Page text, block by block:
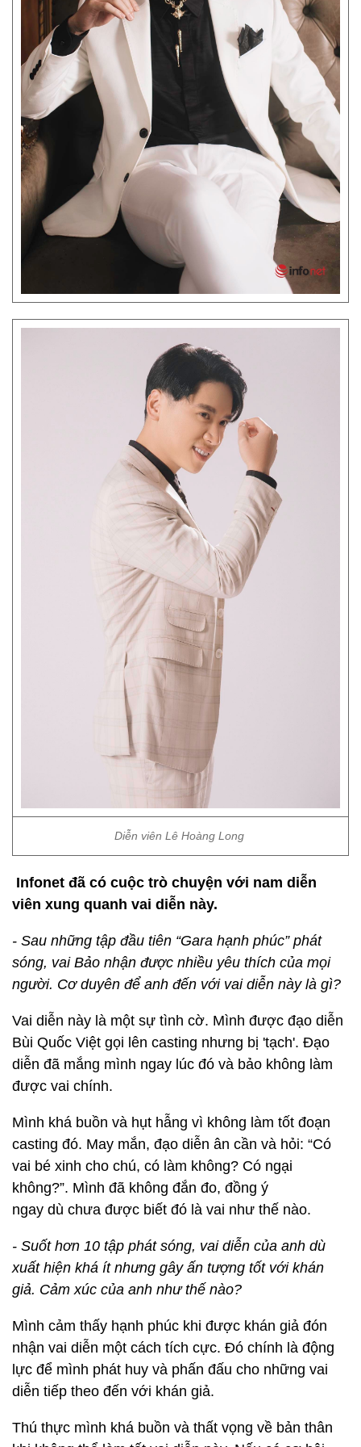
Diễn viên Lê Hoàng Long
Infonet đã có cuộc trò chuyện với nam diễn
viên xung quanh vai diễn này.
- Sau những tập đầu tiên “Gara hạnh phúc” phát
sóng, vai Bảo nhận được nhiều yêu thích của mọi
người. Cơ duyên để anh đến với vai diễn này là gì?
Vai diễn này là một sự tình cờ. Mình được đạo diễn
Bùi Quốc Việt gọi lên casting nhưng bị 'tạch'. Đạo
diễn đã mắng mình ngay lúc đó và bảo không làm
được vai chính.
Mình khá buồn và hụt hẫng vì không làm tốt đoạn
casting đó. May mắn, đạo diễn ân cần và hỏi: “Có
vai bé xinh cho chú, có làm không? Có ngại
không?”. Mình đã không đắn đo, đồng ý
ngay dù chưa được biết đó là vai như thế nào.
- Suốt hơn 10 tập phát sóng, vai diễn của anh dù
xuất hiện khá ít nhưng gây ấn tượng tốt với khán
giả. Cảm xúc của anh như thế nào?
Mình cảm thấy hạnh phúc khi được khán giả đón
nhận vai diễn một cách tích cực. Đó chính là động
lực để mình phát huy và phấn đấu cho những vai
diễn tiếp theo đến với khán giả.
Thú thực mình khá buồn và thất vọng về bản thân